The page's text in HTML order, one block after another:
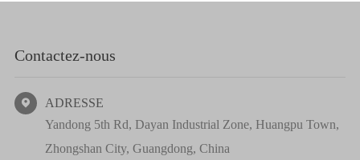
Contactez-nous

ADRESSE
Yandong 5th Rd, Dayan Industrial Zone, Huangpu Town,
Zhongshan City, Guangdong, China